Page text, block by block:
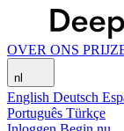
OVER ONS
nl
English Deutsch
Português Türkçe